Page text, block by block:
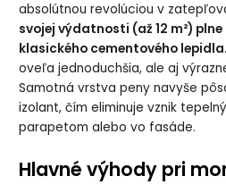
absolútnou revolúciou v
svojej výdatnosti (až 12 m²)
klasického cementového lepidla
oveľa jednoduchšia, ale aj
Samotná vrstva peny navyše
izolant, čím eliminuje vznik
parapetom alebo vo fasáde.
Hlavné výhody pri